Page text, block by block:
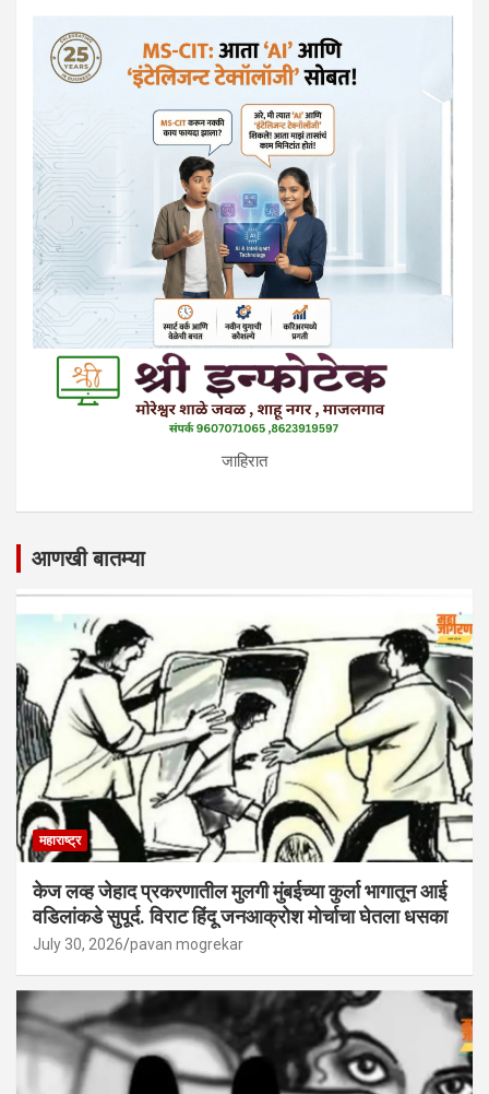
जाहिरात
आणखी बातम्या
महाराष्ट्र
केज लव्ह जेहाद प्रकरणातील मुलगी मुंबईच्या कुर्ला भागातून आई
वडिलांकडे सुपूर्द. विराट हिंदू जनआक्रोश मोर्चाचा घेतला धसका
July 30, 2026 pavan mogrekar